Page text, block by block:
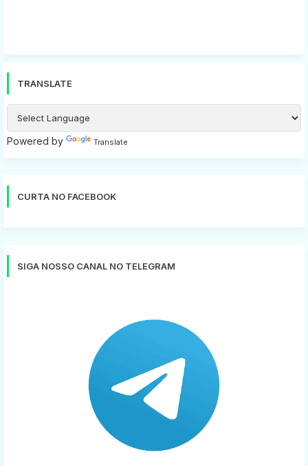
TRANSLATE
Powered by Translate
CURTA NO FACEBOOK
SIGA NOSSO CANAL NO TELEGRAM